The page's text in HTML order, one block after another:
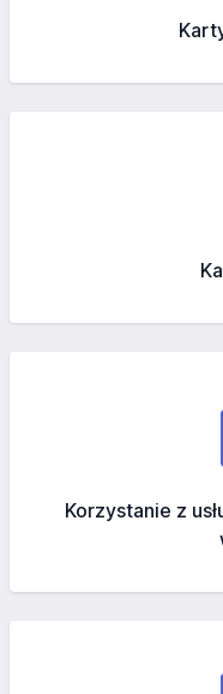
Korzystanie z